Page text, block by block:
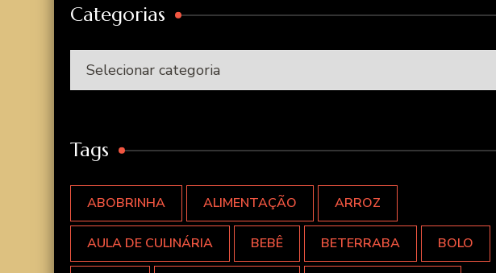
Categorias
Categorias
Tags
ABOBRINHA ALIMENTAÇÃO ARROZ
AULA DE CULINÁRIA BEBÊ BETERRABA BOLO